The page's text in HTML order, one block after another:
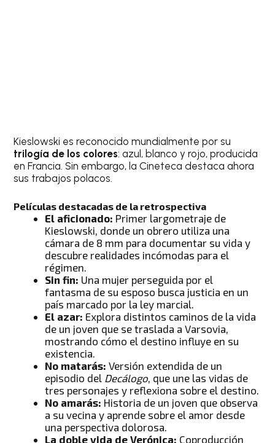
Kieslowski es reconocido mundialmente por su
trilogía de los colores: azul, blanco y rojo, producida
en Francia. Sin embargo, la Cineteca destaca ahora
sus trabajos polacos.
Películas destacadas de la retrospectiva
El aficionado: Primer largometraje de
Kieslowski, donde un obrero utiliza una
cámara de 8 mm para documentar su vida y
descubre realidades incómodas para el
régimen.
Sin fin: Una mujer perseguida por el
fantasma de su esposo busca justicia en un
país marcado por la ley marcial.
El azar: Explora distintos caminos de la vida
de un joven que se traslada a Varsovia,
mostrando cómo el destino influye en su
existencia.
No matarás: Versión extendida de un
episodio del Decálogo , que une las vidas de
tres personajes y reflexiona sobre el destino.
No amarás: Historia de un joven que observa
a su vecina y aprende sobre el amor desde
una perspectiva dolorosa.
La doble vida de Verónica: Coproducción